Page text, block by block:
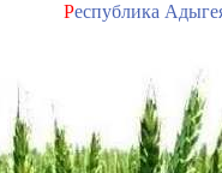
Республика